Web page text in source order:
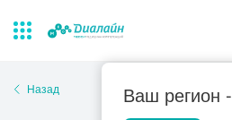
Ваш регион -
Закрыть поиск
Назад